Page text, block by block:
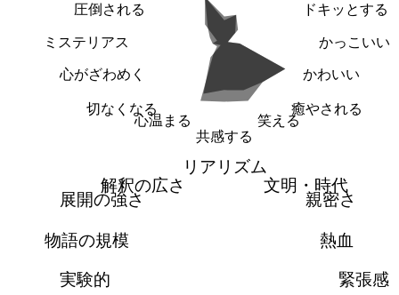
ドキッとする
かっこいい
かわいい
癒やされる
笑える
共感する
心温まる
切なくなる
心がざわめく
ミステリアス
圧倒される
リアリズム
文明・時代
親密さ
熱血
緊張感
実験的
物語の規模
展開の強さ
解釈の広さ